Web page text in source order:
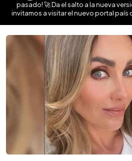
pasado! 🚀 Da el salto a la nueva
invitamos a visitar el nuevo portal